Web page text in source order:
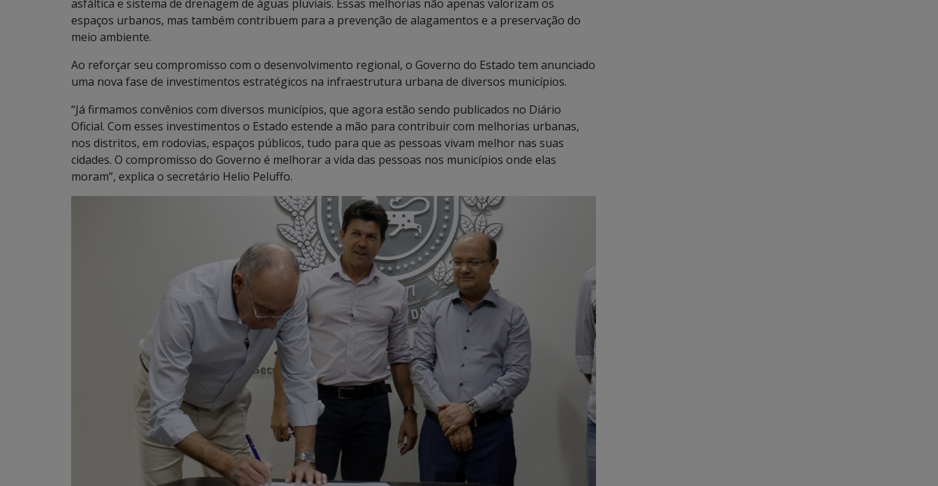
asfáltica e sistema de drenagem de águas pluviais. Essas melhorias não apenas valorizam os
espaços urbanos, mas também contribuem para a prevenção de alagamentos e a preservação do
meio ambiente.
Ao reforçar seu compromisso com o desenvolvimento regional, o Governo do Estado tem anunciado
uma nova fase de investimentos estratégicos na infraestrutura urbana de diversos municípios.
“Já firmamos convênios com diversos municípios, que agora estão sendo publicados no Diário
Oficial. Com esses investimentos o Estado estende a mão para contribuir com melhorias urbanas,
nos distritos, em rodovias, espaços públicos, tudo para que as pessoas vivam melhor nas suas
cidades. O compromisso do Governo é melhorar a vida das pessoas nos municípios onde elas
moram”, explica o secretário Helio Peluffo.